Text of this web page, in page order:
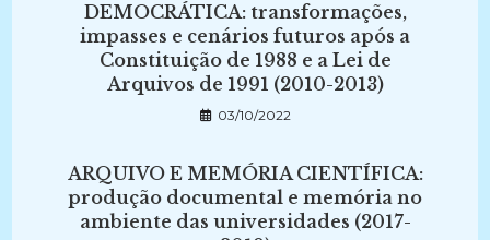
DEMOCRÁTICA: transformações,
impasses e cenários futuros após a
Constituição de 1988 e a Lei de
Arquivos de 1991 (2010-2013)
03/10/2022
ARQUIVO E MEMÓRIA CIENTÍFICA:
produção documental e memória no
ambiente das universidades (2017-